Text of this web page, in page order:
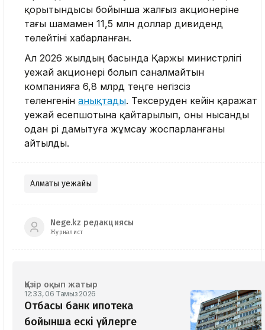
қорытындысы бойынша жалғыз акционеріне
тағы шамамен 11,5 млн доллар дивиденд
төлейтіні хабарланған.
Ал 2026 жылдың басында Қаржы министрлігі
әуежай акционері болып саналмайтын
компанияға 6,8 млрд теңге негізсіз
төленгенін анықтады. Тексеруден кейін қаражат
әуежай есепшотына қайтарылып, оны нысанды
одан әрі дамытуға жұмсау жоспарланғаны
айтылды.
Алматы әуежайы
Nege.kz редакциясы
Журналист
Қазір оқып жатыр
12:33, 06 Тамыз 2026
Отбасы банк ипотека
бойынша ескі үйлерге